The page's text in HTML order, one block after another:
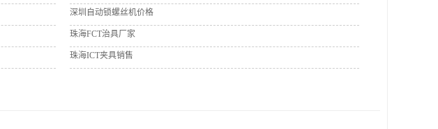
深圳自动锁螺丝机价格
珠海FCT治具厂家
珠海ICT夹具销售